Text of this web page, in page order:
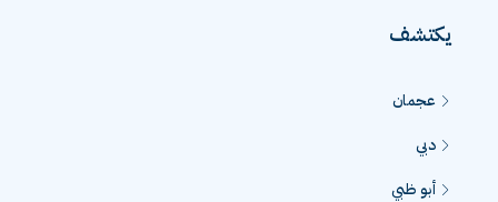
يكتشف
عجمان
دبي
أبو ظبي